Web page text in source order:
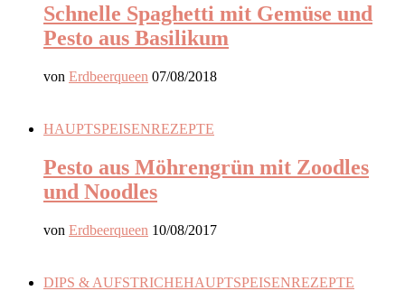
Schnelle Spaghetti mit Gemüse und
Pesto aus Basilikum
von Erdbeerqueen 07/08/2018
HAUPTSPEISENREZEPTE
Pesto aus Möhrengrün mit Zoodles
und Noodles
von Erdbeerqueen 10/08/2017
DIPS & AUFSTRICHEHAUPTSPEISENREZEPTE